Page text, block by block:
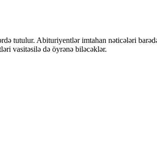
tutulur. Abituriyentlər imtahan nəticələri
vasitəsilə də öyrənə biləcəklər.